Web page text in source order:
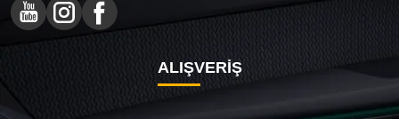
ALIŞVERİŞ